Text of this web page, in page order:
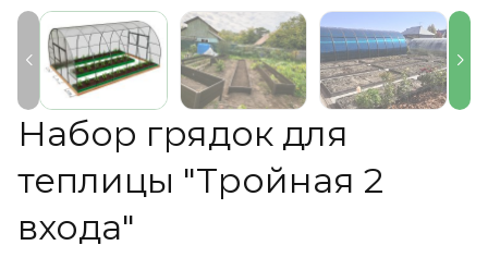
Набор грядок для
теплицы "Тройная 2
входа"